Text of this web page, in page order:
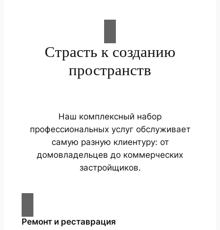
Страсть к созданию
пространств
Наш комплексный набор
профессиональных услуг обслуживает
самую разную клиентуру: от
домовладельцев до коммерческих
застройщиков.
Ремонт и реставрация